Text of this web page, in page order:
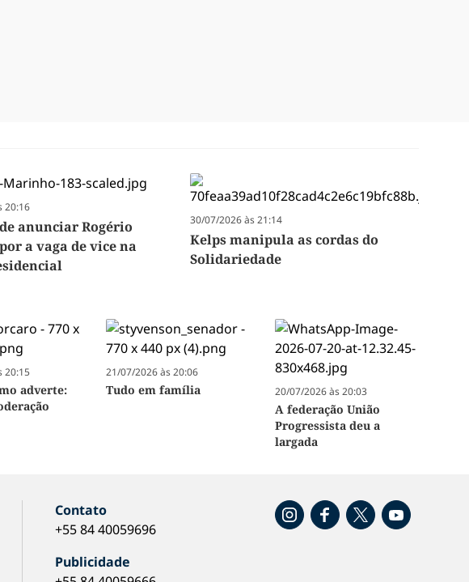
20:16
anunciar Rogério
a vaga de vice na
30/07/2026 às 21:14
Kelps manipula as cordas do
Solidariedade
20:15
adverte:
21/07/2026 às 20:06
Tudo em família 20/07/2026 às 20:03
A federação União
Progressista deu a
largada
Contato
+55 84 40059696
Publicidade